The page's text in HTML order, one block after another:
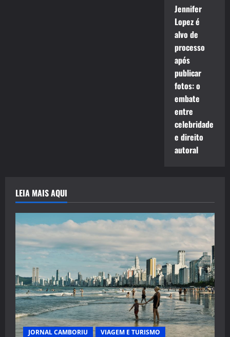
Jennifer
Lopez é
alvo de
processo
após
publicar
fotos: o
embate
entre
celebridade
e direito
autoral
LEIA MAIS AQUI
JORNAL CAMBORIU VIAGEM E TURISMO